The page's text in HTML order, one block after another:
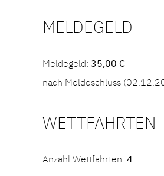
MELDEGELD
Meldegeld: 35,00 €
nach Meldeschluss
WETTFAHRTEN
Anzahl Wettfahrten: 4